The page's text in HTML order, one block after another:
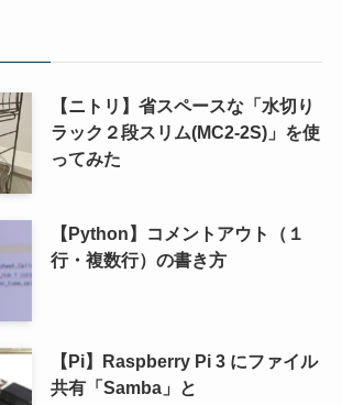
【ニトリ】省スペースな「水切り
ラック２段スリム(MC2-2S)」を使
ってみた
【Python】コメントアウト（１
行・複数行）の書き方
【Pi】Raspberry Pi 3 にファイル
共有「Samba」と